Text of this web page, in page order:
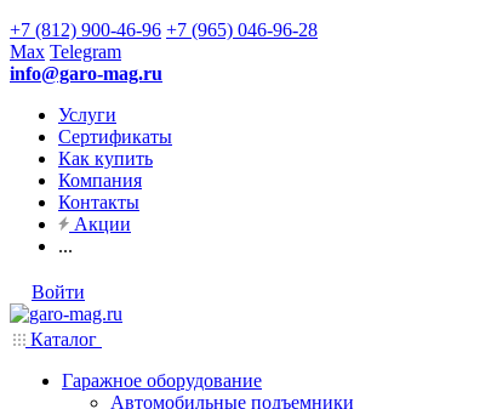
+7 (812) 900-46-96 +7 (965) 046-96-28
Max Telegram
info@garo-mag.ru
Услуги
Сертификаты
Как купить
Компания
Контакты
Акции
...
Войти
Каталог
Гаражное оборудование
Автомобильные подъемники